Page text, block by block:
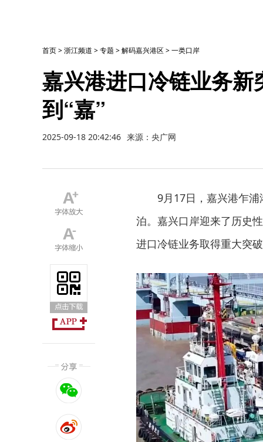
首页>浙江频道 >专题 >解码嘉兴港区>一类口岸
嘉兴港进口冷链业务
到“嘉”
2025-09-18 20:42:46 来源：央广网
9月17日，嘉兴港乍
泊。嘉兴口岸迎来了历史
进口冷链业务取得重大突